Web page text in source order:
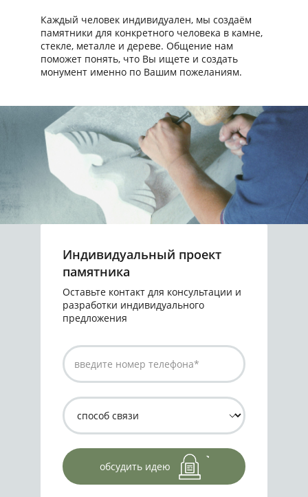
Каждый человек индивидуален, мы создаём
памятники для конкретного человека в камне,
стекле, металле и дереве. Общение нам
поможет понять, что Вы ищете и создать
монумент именно по Вашим пожеланиям.
Индивидуальный проект
памятника
Оставьте контакт для консультации и
разработки индивидуального
предложения
обсудить идею